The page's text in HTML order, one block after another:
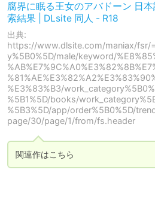
腐界に眠る王女のアバドーン 日
索結果 | DLsite 同人 - R18
出典:
https://www.dlsite.com/maniax/fsr/
y%5B0%5D/male/keyword/
%E3%83%B3/
%5B1%5D/books/
%5B3%5D/app/order%5B0%5D/
page/30/page/1/from/fs.header
関連作はこちら